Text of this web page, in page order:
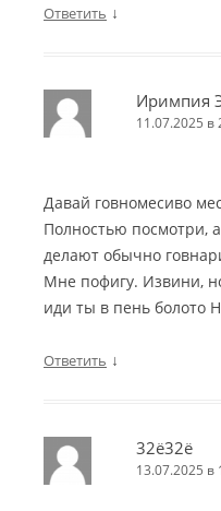
Ответить ↓
Иримпия
11.07.2025 в
Давай говномесиво
Полностью посмотри,
делают обычно
Мне пофигу. Извини,
иди ты в пень болото
Ответить ↓
32ё32ё
13.07.2025 в